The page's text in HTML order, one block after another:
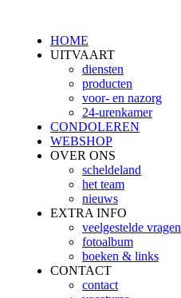
HOME
UITVAART
diensten
producten
voor- en nazorg
24-urenkamer
CONDOLEREN
WEBSHOP
OVER ONS
scheldeland
het team
nieuws
EXTRA INFO
veelgestelde vragen
fotoalbum
boeken & links
CONTACT
contact